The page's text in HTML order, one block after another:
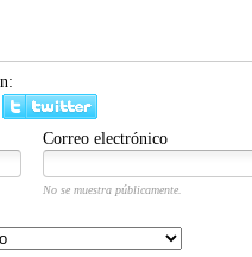
Correo electrónico
No se muestra públicamente.